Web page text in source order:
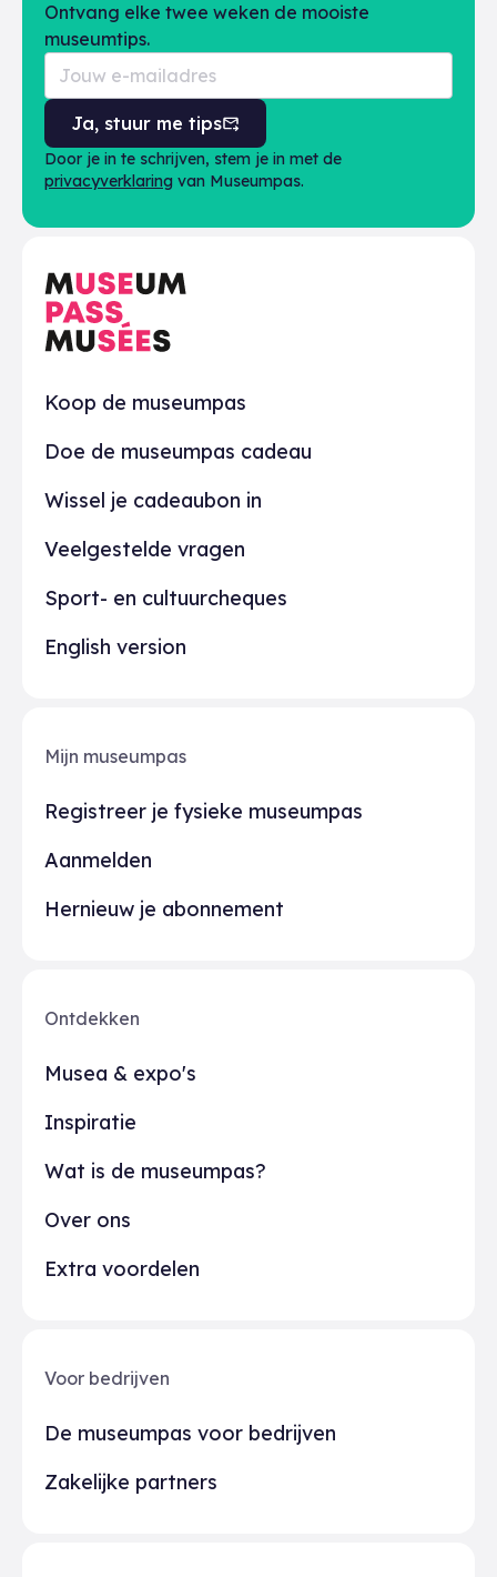
Praktisch
Koop de museumpas
Doe de museumpas cadeau
Wissel je cadeaubon in
Veelgestelde vragen
Sport- en cultuurcheques
English version
Ontvang elke twee weken de mooiste
museumtips.
Ja, stuur me tips
Door je in te schrijven, stem je in met de
privacyverklaring van Museumpas.
Ontdekken
Musea & expo's
Inspiratie
Wat is de museumpas?
Over ons
Extra voordelen
Voor bedrijven
De museumpas voor bedrijven
Zakelijke partners
Mijn museumpas
Registreer je fysieke museumpas
Aanmelden
Hernieuw je abonnement